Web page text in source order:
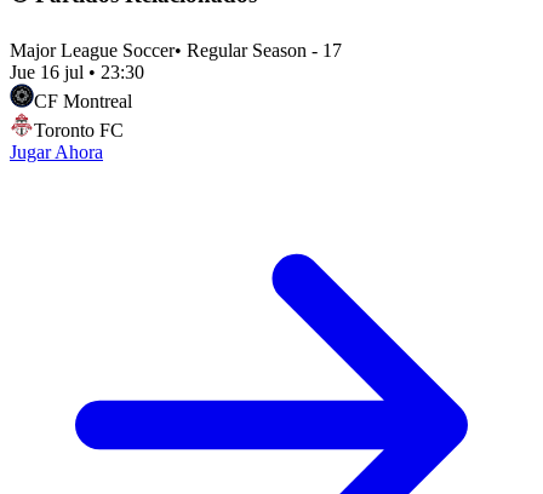
Major League Soccer• Regular Season - 17
Jue 16 jul • 23:30
CF Montreal
Toronto FC
Jugar Ahora